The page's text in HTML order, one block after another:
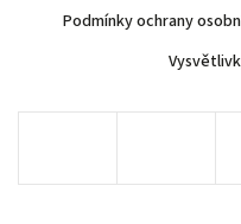
Podmínky ochrany